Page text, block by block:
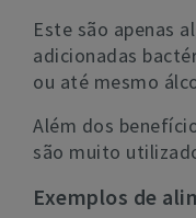
Este são apenas
adicionadas
ou até mesmo
Além dos
são muito
Exemplos de